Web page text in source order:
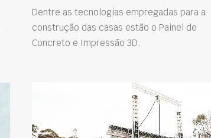
Dentre as tecnologias empregadas para a
construção das casas estão o Painel de
Concreto e Impressão 3D.